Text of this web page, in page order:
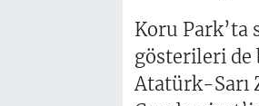
Koru Park’ta
gösterileri de
Atatürk-Sarı